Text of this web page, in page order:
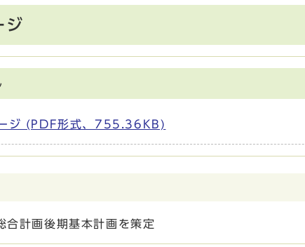
ジ
ジ (PDF形式、755.36KB)
合計画後期基本計画を策定